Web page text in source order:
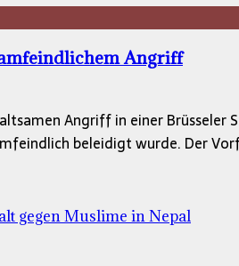
Angriff
Angriff in einer
beleidigt wurde. Der
gegen Muslime in Nepal